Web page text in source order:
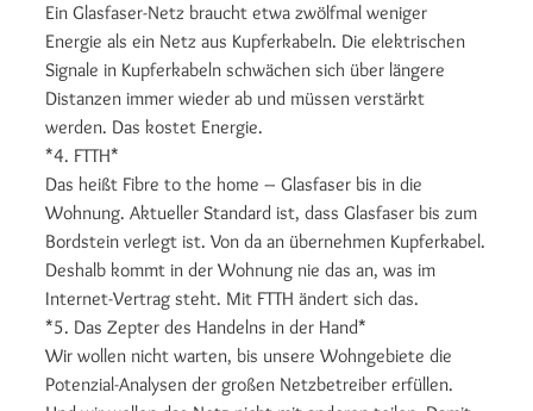
Ein Glasfaser-Netz braucht etwa zwölfmal weniger
Energie als ein Netz aus Kupferkabeln. Die elektrischen
Signale in Kupferkabeln schwächen sich über längere
Distanzen immer wieder ab und müssen verstärkt
werden. Das kostet Energie.
*4. FTTH*
Das heißt Fibre to the home – Glasfaser bis in die
Wohnung. Aktueller Standard ist, dass Glasfaser bis zum
Bordstein verlegt ist. Von da an übernehmen Kupferkabel.
Deshalb kommt in der Wohnung nie das an, was im
Internet-Vertrag steht. Mit FTTH ändert sich das.
*5. Das Zepter des Handelns in der Hand*
Wir wollen nicht warten, bis unsere Wohngebiete die
Potenzial-Analysen der großen Netzbetreiber erfüllen.